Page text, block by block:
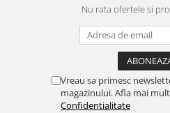
Nu rata ofertele si
Vreau sa primesc
magazinului. Afla mai
Confidentialitate